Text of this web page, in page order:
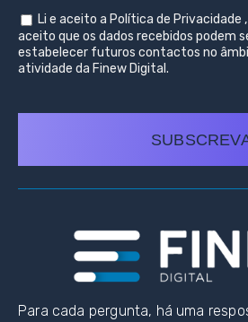
Li e aceito a Política de Privacidade
aceito que os dados recebidos podem
estabelecer futuros contactos no
atividade da Finew Digital.
Para cada pergunta, há uma